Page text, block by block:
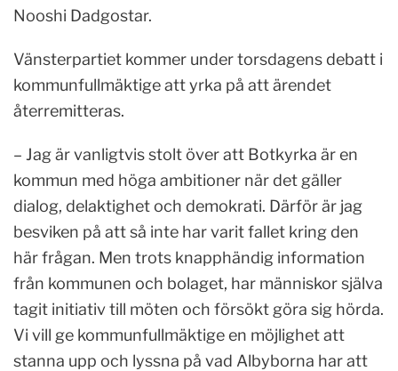
Nooshi Dadgostar.
Vänsterpartiet kommer under torsdagens debatt i
kommunfullmäktige att yrka på att ärendet
återremitteras.
– Jag är vanligtvis stolt över att Botkyrka är en
kommun med höga ambitioner när det gäller
dialog, delaktighet och demokrati. Därför är jag
besviken på att så inte har varit fallet kring den
här frågan. Men trots knapphändig information
från kommunen och bolaget, har människor själva
tagit initiativ till möten och försökt göra sig hörda.
Vi vill ge kommunfullmäktige en möjlighet att
stanna upp och lyssna på vad Albyborna har att